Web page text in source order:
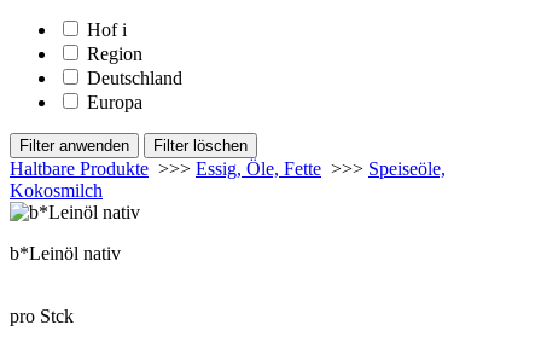
Hof i
Region
Deutschland
Europa
Haltbare Produkte >>> Essig, Öle, Fette >>> Speiseöle,
Kokosmilch
b*Leinöl nativ
pro Stck